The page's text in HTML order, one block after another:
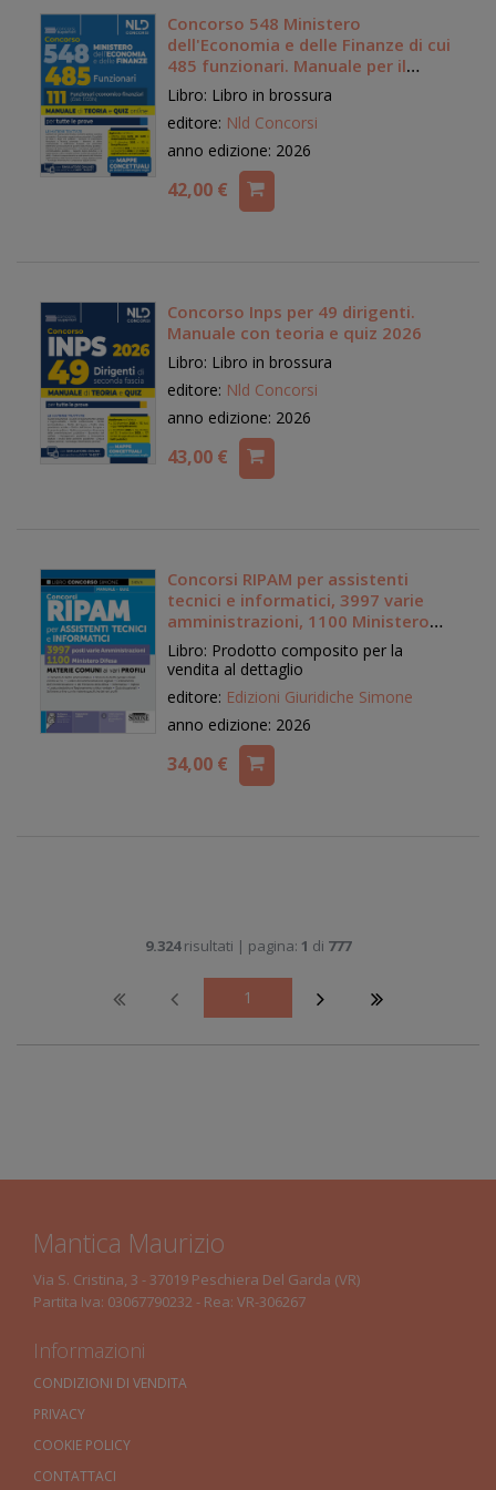
Concorso 548 Ministero
dell'Economia e delle Finanze di cui
485 funzionari. Manuale per il
profilo da 111 funzionari
economico finanziari (cod. Econ)
completo di teoria e quiz
Libro: Libro in brossura
editore: Nld Concorsi
anno edizione: 2026
42,00 €
Concorso Inps per 49 dirigenti.
Manuale con teoria e quiz 2026
Libro: Libro in brossura
editore: Nld Concorsi
anno edizione: 2026
43,00 €
Concorsi RIPAM per assistenti
tecnici e informatici, 3997 varie
amministrazioni, 1100 Ministero
della Difesa. Manuale
Libro: Prodotto composito per la
vendita al dettaglio
editore: Edizioni Giuridiche Simone
anno edizione: 2026
34,00 €
9.324risultati | pagina: 1 di 777
1
Mantica Maurizio
Via S. Cristina, 3 - 37019 Peschiera Del Garda (VR)
Partita Iva: 03067790232 - Rea: VR-306267
Informazioni
CONDIZIONI DI VENDITA
PRIVACY
COOKIE POLICY
CONTATTACI